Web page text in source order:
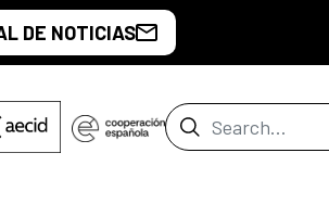
DE NOTICIAS
Search Bar